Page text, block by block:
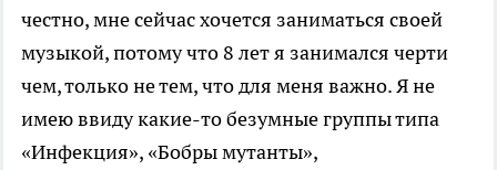
честно, мне сейчас хочется заниматься своей
музыкой, потому что 8 лет я занимался черти
чем, только не тем, что для меня важно. Я не
имею ввиду какие-то безумные группы типа
«Инфекция», «Бобры мутанты»,